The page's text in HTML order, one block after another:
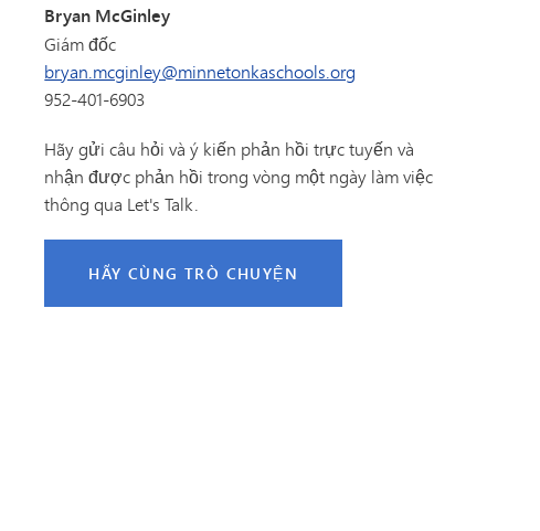
Bryan McGinley
Giám đốc
bryan.mcginley@minnetonkaschools.org
952-401-6903
Hãy gửi câu hỏi và ý kiến phản hồi trực tuyến và
nhận được phản hồi trong vòng một ngày làm việc
thông qua Let's Talk.
HÃY CÙNG TRÒ CHUYỆN